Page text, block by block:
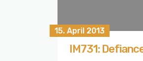
15. April 2013
IM731: